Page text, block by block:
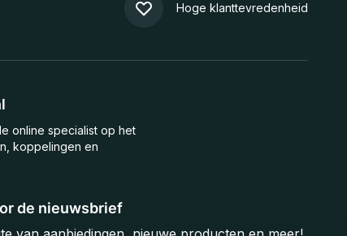
Hoge klanttevredenheid
de nieuwsbrief
online specialist op het
koppelingen en